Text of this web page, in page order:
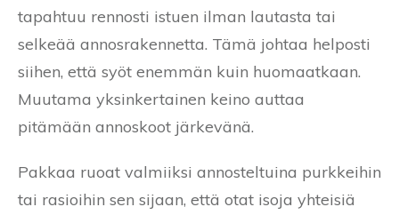
tapahtuu rennosti istuen ilman lautasta tai
selkeää annosrakennetta. Tämä johtaa helposti
siihen, että syöt enemmän kuin huomaatkaan.
Muutama yksinkertainen keino auttaa
pitämään annoskoot järkevänä.
Pakkaa ruoat valmiiksi annosteltuina purkkeihin
tai rasioihin sen sijaan, että otat isoja yhteisiä